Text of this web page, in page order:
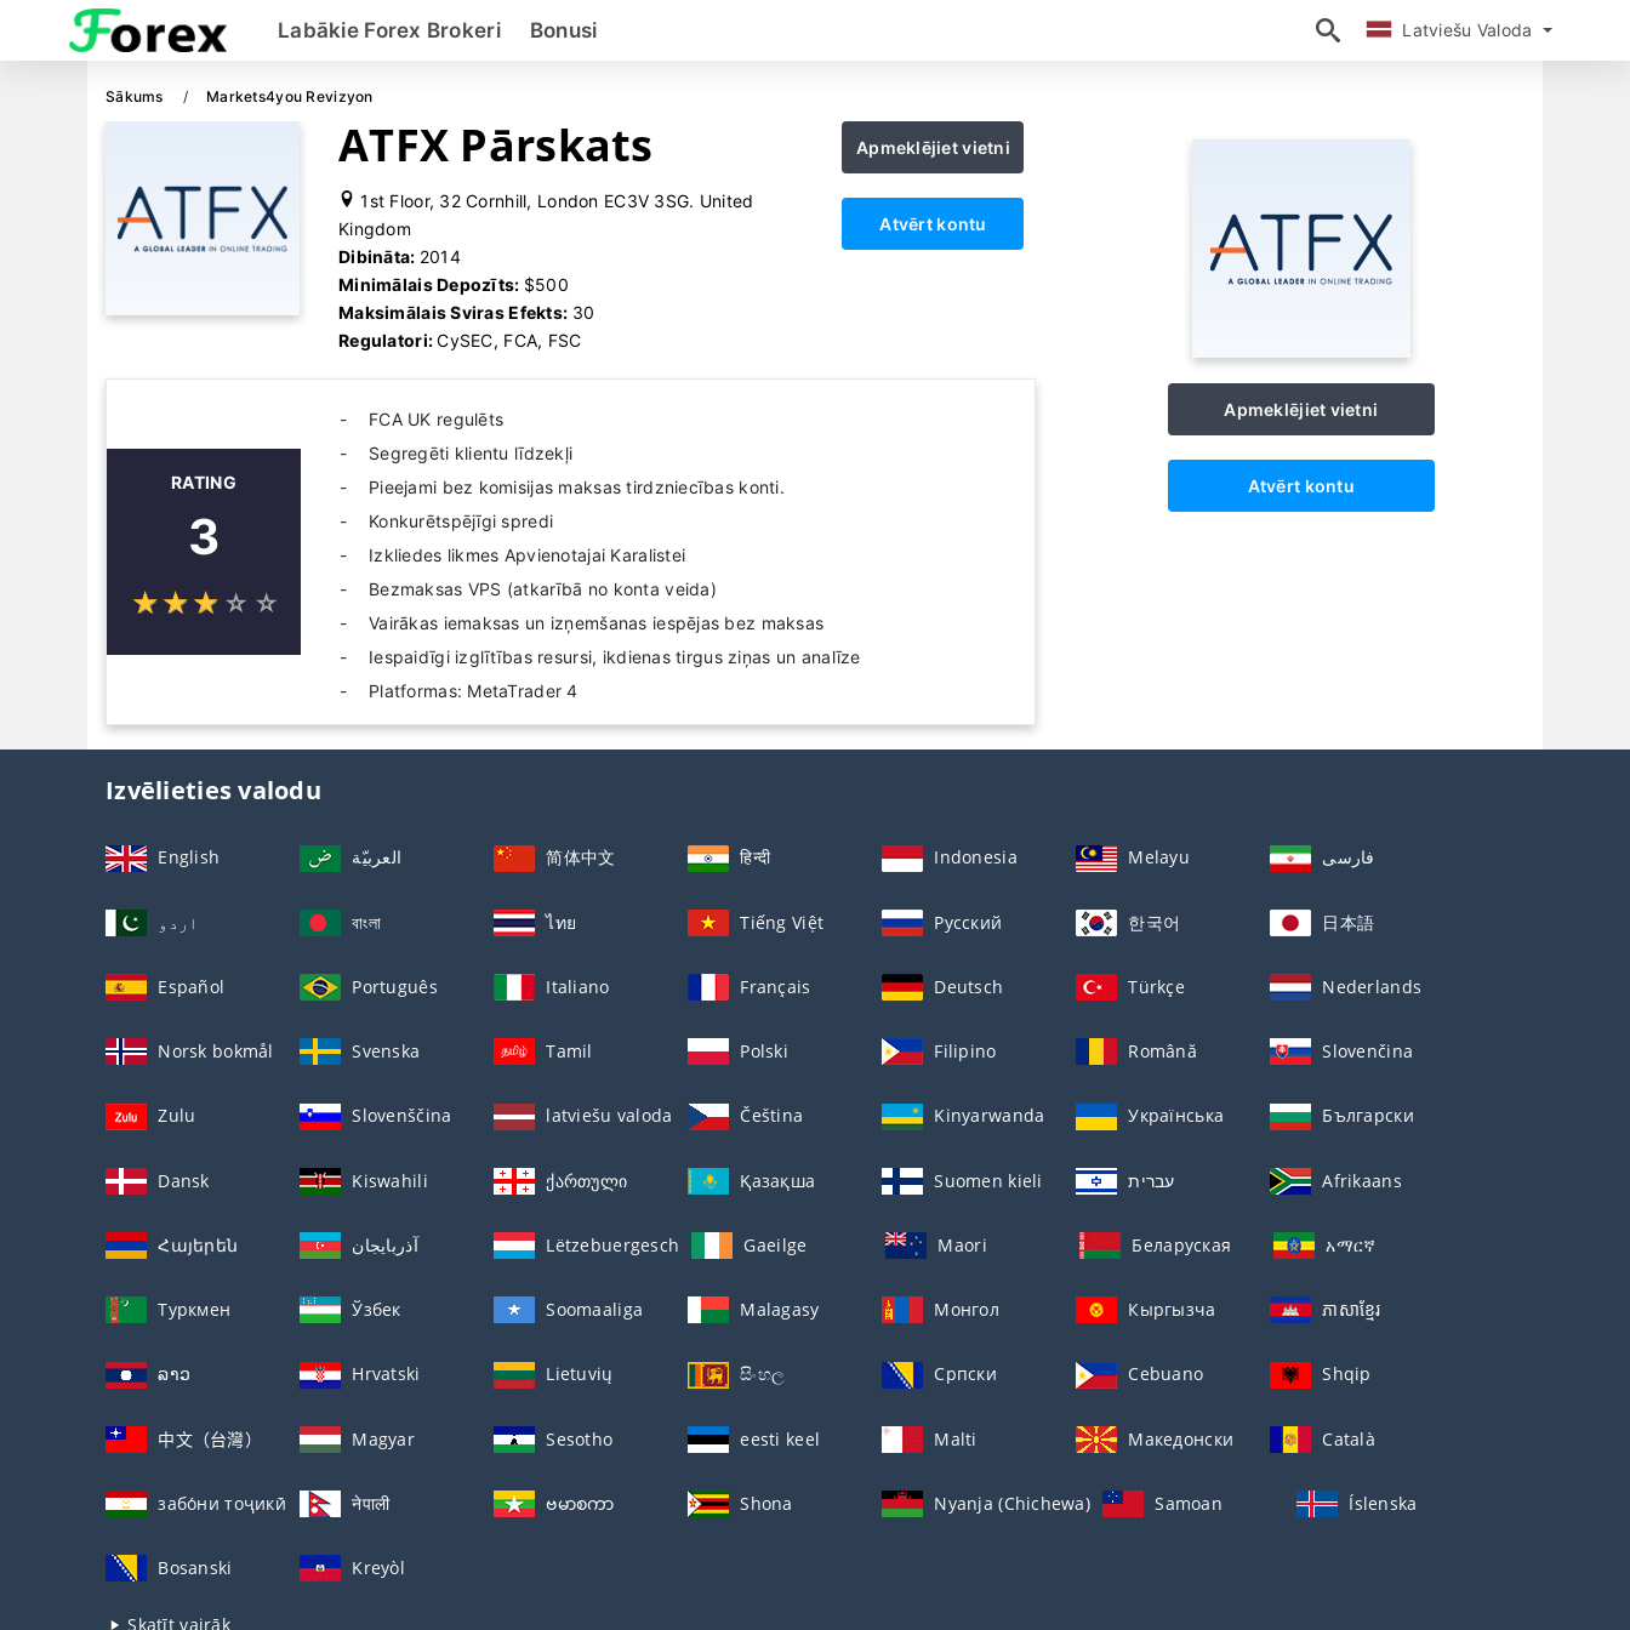
Latviešu Valoda
Labākie Forex Brokeri Bonusi Latviešu Valoda
Sākums Markets4you Revizyon
ATFX Pārskats
1st Floor, 32 Cornhill, London EC3V 3SG. United
Kingdom
Dibināta: 2014
Minimālais Depozīts: $500
Maksimālais Sviras Efekts: 30
Regulatori:CySEC, FCA, FSC
Apmeklējiet vietni
Atvērt kontu
RATING
3
☆☆☆ ☆ ☆
★★★ ★ ★
FCA UK regulēts
Segregēti klientu līdzekļi
Pieejami bez komisijas maksas tirdzniecības konti.
Konkurētspējīgi spredi
Izkliedes likmes Apvienotajai Karalistei
Bezmaksas VPS (atkarībā no konta veida)
Vairākas iemaksas un izņemšanas iespējas bez maksas
Iespaidīgi izglītības resursi, ikdienas tirgus ziņas un analīze
Platformas: MetaTrader 4
Apmeklējiet vietni
Atvērt kontu
Izvēlieties valodu
English العربيّة 简体中文 हिन्दी Indonesia Melayu فارسی
اردو বাংলা ไทย Tiếng Việt Русский 한국어 日本語
Español Português Italiano Français Deutsch Türkçe Nederlands
Norsk bokmål Svenska Tamil Polski Filipino Română Slovenčina
Zulu Slovenščina latviešu valoda Čeština Kinyarwanda Українська Български
Dansk Kiswahili ქართული Қазақша Suomen kieli עברית Afrikaans
Հայերեն آذربايجان Lëtzebuergesch Gaeilge Maori Беларуская አማርኛ
Туркмен Ўзбек Soomaaliga Malagasy Монгол Кыргызча ភាសាខ្មែរ
ລາວ Hrvatski Lietuvių සිංහල Српски Cebuano Shqip
中文（台灣） Magyar Sesotho eesti keel Malti Македонски Català
забо́ни тоҷикӣ́ नेपाली ဗမာစကာ Shona Nyanja (Chichewa) Samoan Íslenska
Bosanski Kreyòl
Skatīt vairāk